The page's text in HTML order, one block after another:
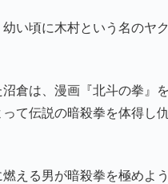
い頃に木村という名のヤ
倉は、漫画『北斗の拳』
て伝説の暗殺拳を体得し
燃える男が暗殺拳を極めよ